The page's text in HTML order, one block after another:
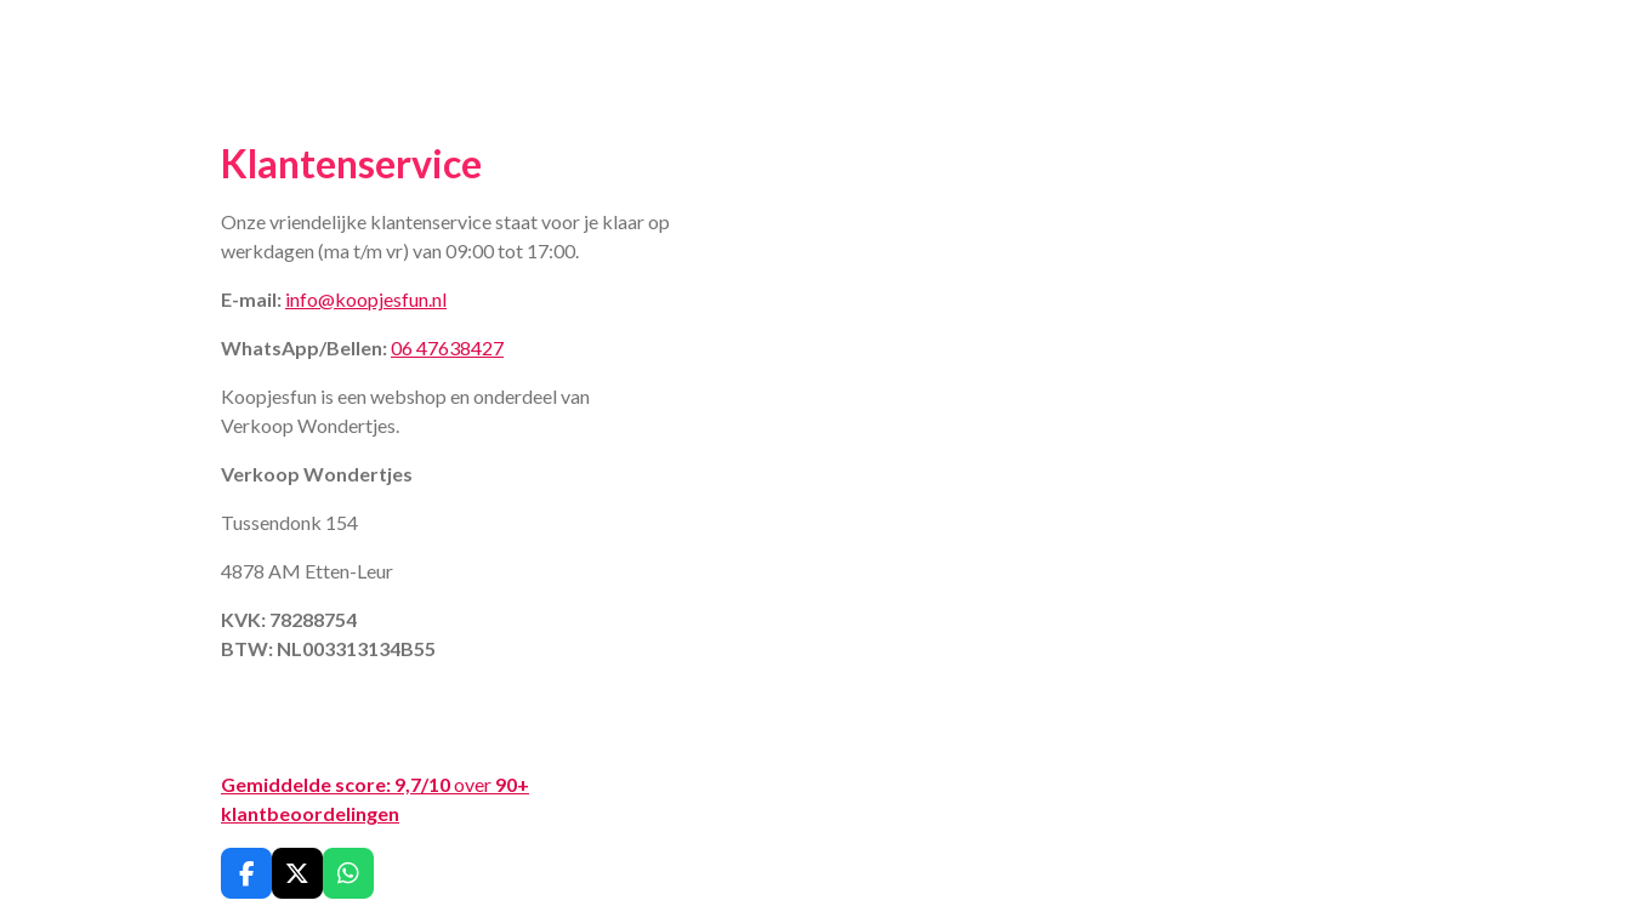
Klantenservice
Onze vriendelijke klantenservice staat voor je klaar op
werkdagen (ma t/m vr) van 09:00 tot 17:00.
E-mail: info@koopjesfun.nl
WhatsApp/Bellen:06 47638427
Koopjesfun is een webshop en onderdeel van
Verkoop Wondertjes.
Verkoop Wondertjes
Tussendonk 154
4878 AM Etten-Leur
KVK: 78288754
BTW: NL003313134B55
Gemiddelde score: 9,7/10over 90+
klantbeoordelingen
F
X
W